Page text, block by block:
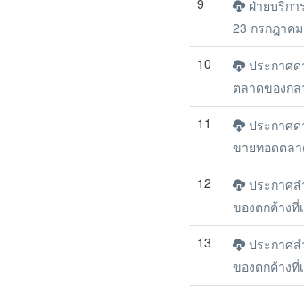
9
ฝ่ายบริกา
23 กรกฎาค
10
ประกาศด่
ตลาดของกล
11
ประกาศด่
ขายทอดตล
12
ประกาศส
ของตกค้างที่
13
ประกาศส
ของตกค้างที่